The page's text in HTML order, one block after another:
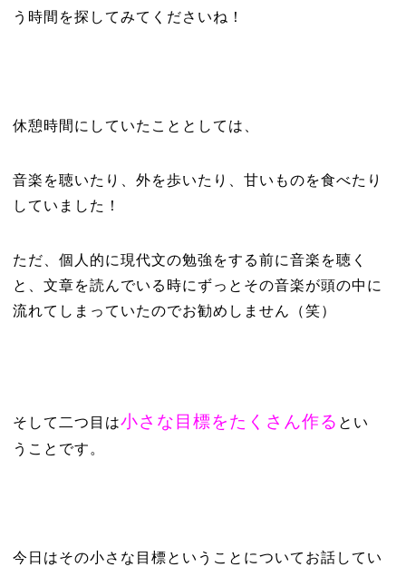
う時間を探してみてくださいね！
休憩時間にしていたこととしては、
音楽を聴いたり、外を歩いたり、甘いものを食べたり
していました！
ただ、個人的に現代文の勉強をする前に音楽を聴く
と、文章を読んでいる時にずっとその音楽が頭の中に
流れてしまっていたのでお勧めしません（笑）
そして二つ目は小さな目標をたくさん作る とい
うことです。
今日はその小さな目標ということについてお話してい